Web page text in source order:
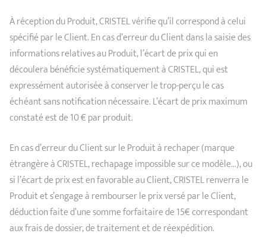
À réception du Produit, CRISTEL vérifie qu’il correspond à celui
spécifié par le Client. En cas d’erreur du Client dans la saisie des
informations relatives au Produit, l’écart de prix qui en
découlera bénéficie systématiquement à CRISTEL, qui est
expressément autorisée à conserver le trop-perçu le cas
échéant sans notification nécessaire. L’écart de prix maximum
constaté est de 10 € par produit.
En cas d’erreur du Client sur le Produit à rechaper (marque
étrangère à CRISTEL, rechapage impossible sur ce modèle…), ou
si l’écart de prix est en favorable au Client, CRISTEL renverra le
Produit et s’engage à rembourser le prix versé par le Client,
déduction faite d’une somme forfaitaire de 15€ correspondant
aux frais de dossier, de traitement et de réexpédition.